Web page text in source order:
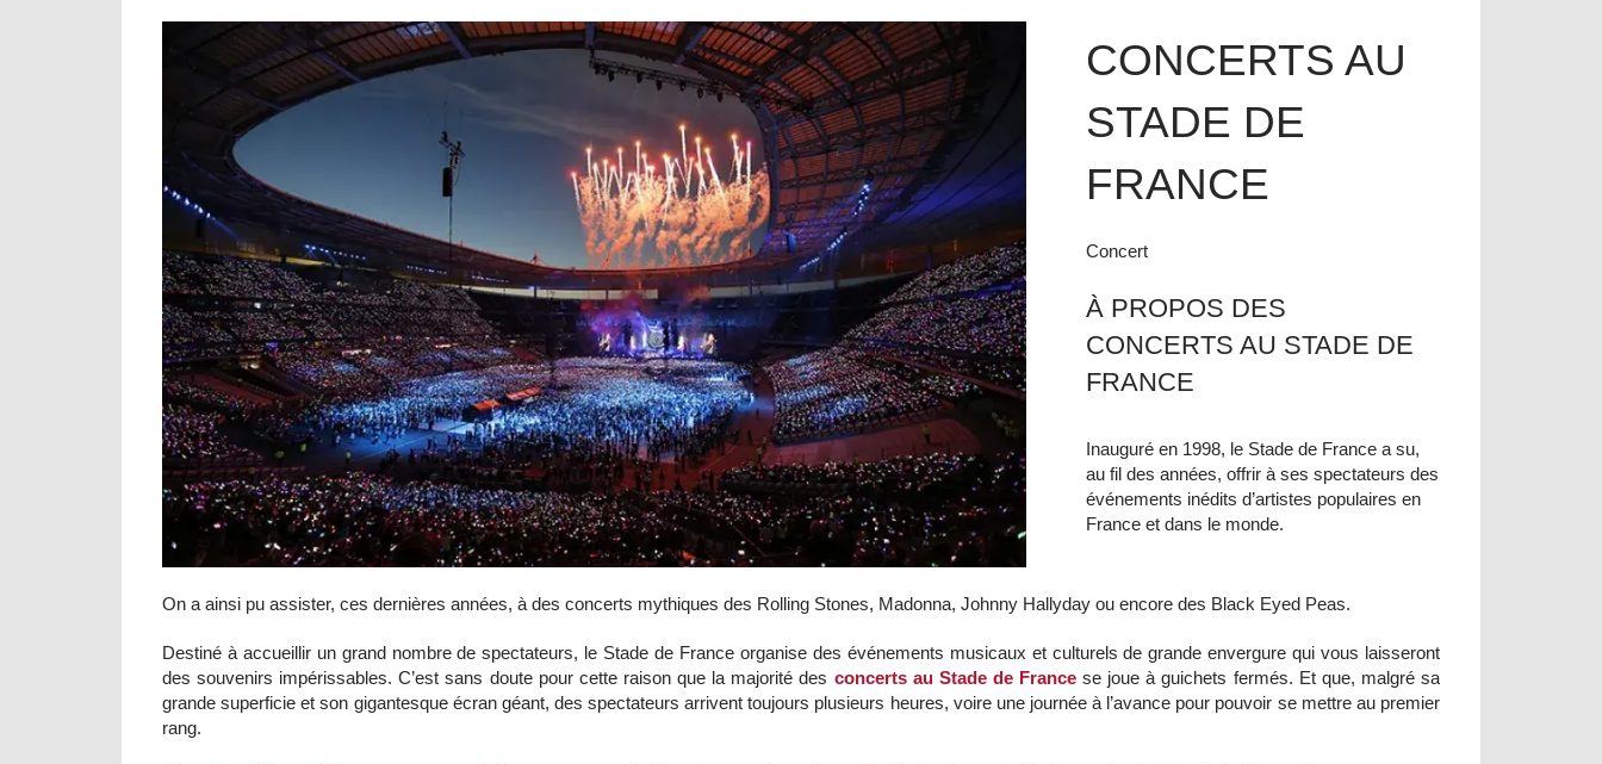
CONCERTS AU
STADE DE
FRANCE
Concert
À PROPOS DES
CONCERTS AU STADE DE
FRANCE
Inauguré en 1998, le Stade de France a su,
au fil des années, offrir à ses spectateurs des
événements inédits d’artistes populaires en
France et dans le monde.
On a ainsi pu assister, ces dernières années, à des concerts mythiques des Rolling Stones, Madonna, Johnny Hallyday ou encore des Black Eyed Peas.
Destiné à accueillir un grand nombre de spectateurs, le Stade de France organise des événements musicaux et culturels de grande envergure qui vous laisseront
des souvenirs impérissables. C’est sans doute pour cette raison que la majorité des concerts au Stade de Francese joue à guichets fermés. Et que, malgré sa
grande superficie et son gigantesque écran géant, des spectateurs arrivent toujours plusieurs heures, voire une journée à l’avance pour pouvoir se mettre au premier
rang.